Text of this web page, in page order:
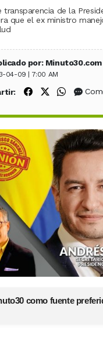
transparencia de la
que el ex ministro
por: Minuto30.com
04-09 | 7:00 AM
Compartir en
Compartir en
como fuente